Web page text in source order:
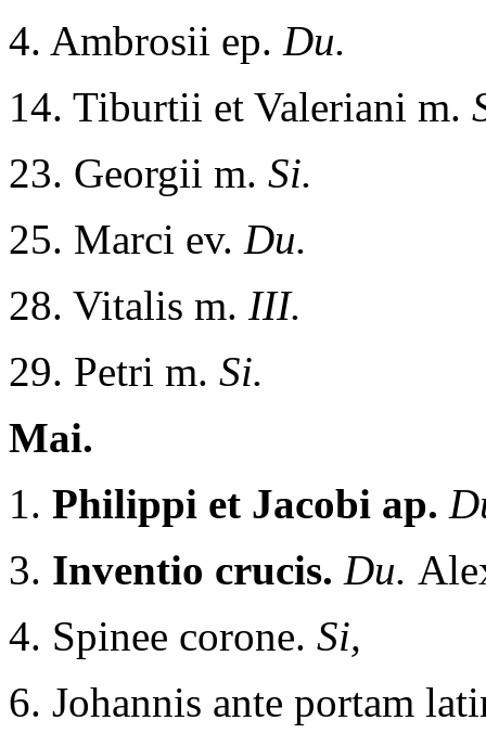
4. Ambrosii ep. Du.
14. Tiburtii et Valeriani m.
23. Georgii m. Si.
25. Marci ev. Du.
28. Vitalis m. III.
29. Petri m. Si.
Mai.
1. Philippi et Jacobi ap.
3. Inventio crucis. Du.
4. Spinee corone. Si,
6. Johannis ante portam